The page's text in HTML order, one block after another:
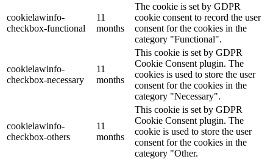
cookielawinfo-
checkbox-functional
11
months
The cookie is set by GDPR
cookie consent to record the user
consent for the cookies in the
category "Functional".
cookielawinfo-
checkbox-necessary
11
months
This cookie is set by GDPR
Cookie Consent plugin. The
cookies is used to store the user
consent for the cookies in the
category "Necessary".
cookielawinfo-
checkbox-others
11
months
This cookie is set by GDPR
Cookie Consent plugin. The
cookie is used to store the user
consent for the cookies in the
category "Other.